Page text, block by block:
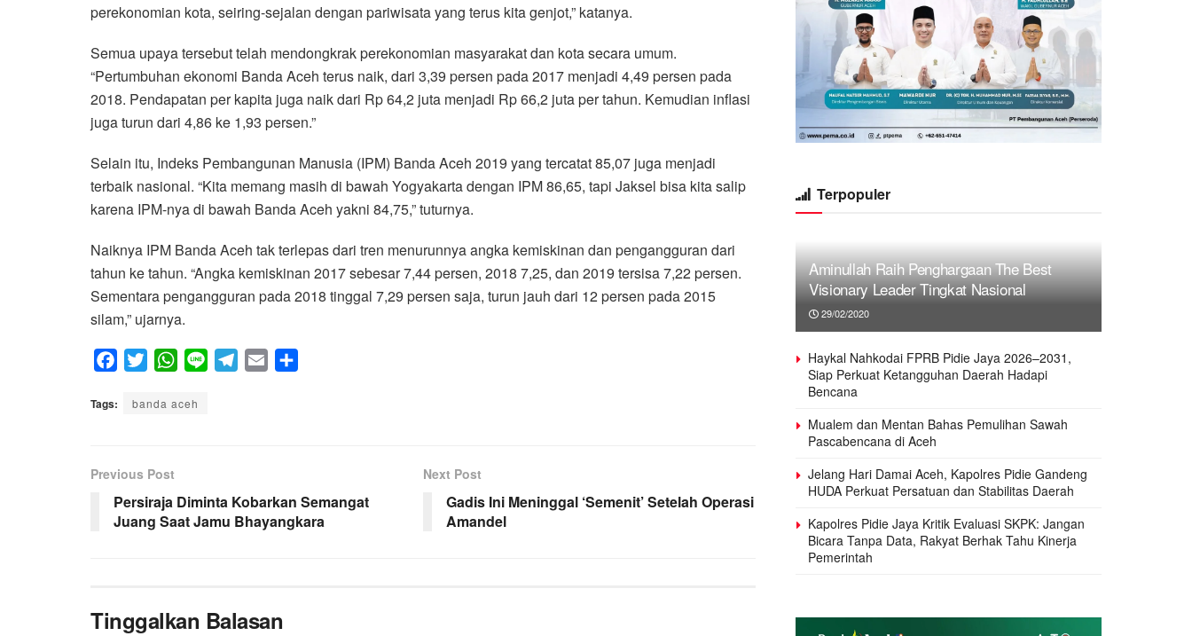
perekonomian kota, seiring-sejalan dengan pariwisata yang terus kita genjot,” katanya.
Semua upaya tersebut telah mendongkrak perekonomian masyarakat dan kota secara umum.
“Pertumbuhan ekonomi Banda Aceh terus naik, dari 3,39 persen pada 2017 menjadi 4,49 persen pada
2018. Pendapatan per kapita juga naik dari Rp 64,2 juta menjadi Rp 66,2 juta per tahun. Kemudian inflasi
juga turun dari 4,86 ke 1,93 persen.”
Selain itu, Indeks Pembangunan Manusia (IPM) Banda Aceh 2019 yang tercatat 85,07 juga menjadi
terbaik nasional. “Kita memang masih di bawah Yogyakarta dengan IPM 86,65, tapi Jaksel bisa kita salip
karena IPM-nya di bawah Banda Aceh yakni 84,75,” tuturnya.
Naiknya IPM Banda Aceh tak terlepas dari tren menurunnya angka kemiskinan dan pengangguran dari
tahun ke tahun. “Angka kemiskinan 2017 sebesar 7,44 persen, 2018 7,25, dan 2019 tersisa 7,22 persen.
Sementara pengangguran pada 2018 tinggal 7,29 persen saja, turun jauh dari 12 persen pada 2015
silam,” ujarnya.
o
o
k
i
e
r
W
a
p
p
a
m
Tags: banda aceh
Previous Post
Persiraja Diminta Kobarkan Semangat
Juang Saat Jamu Bhayangkara
Next Post
Gadis Ini Meninggal ‘Semenit’ Setelah Operasi
Amandel
Tinggalkan Balasan
Terpopuler
Aminullah Raih Penghargaan The Best
Visionary Leader Tingkat Nasional
29/02/2020
Haykal Nahkodai FPRB Pidie Jaya 2026–2031,
Siap Perkuat Ketangguhan Daerah Hadapi
Bencana
Mualem dan Mentan Bahas Pemulihan Sawah
Pascabencana di Aceh
Jelang Hari Damai Aceh, Kapolres Pidie Gandeng
HUDA Perkuat Persatuan dan Stabilitas Daerah
Kapolres Pidie Jaya Kritik Evaluasi SKPK: Jangan
Bicara Tanpa Data, Rakyat Berhak Tahu Kinerja
Pemerintah